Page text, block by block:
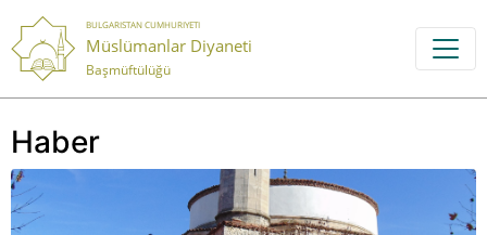
BULGARISTAN CUMHURIYETI
Müslümanlar Diyaneti
Başmüftülüğü
Haber